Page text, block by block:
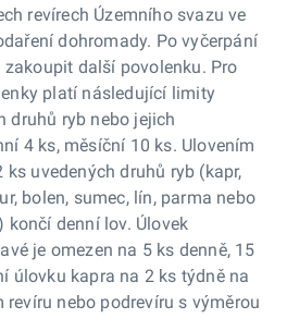
revírech Územního svazu ve
dohromady. Po vyčerpání
další povolenku. Pro
platí následující limity
druhů ryb nebo jejich
4 ks, měsíční 10 ks. Ulovením
uvedených druhů ryb (kapr,
bolen, sumec, lín, parma nebo
končí denní lov. Úlovek
je omezen na 5 ks denně, 15
úlovku kapra na 2 ks týdně na
nebo podrevíru s výměrou